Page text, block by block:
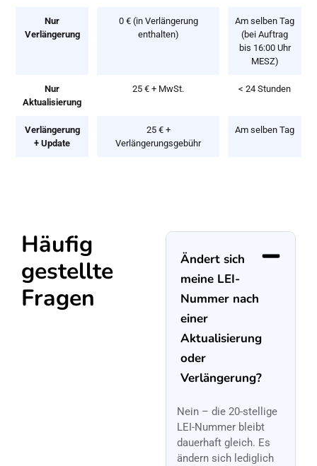
Nur
Verlängerung
0 € (in Verlängerung
enthalten)
Am selben Tag
(bei Auftrag
bis 16:00 Uhr
MESZ)
Nur
Aktualisierung
25 € + MwSt. < 24 Stunden
Verlängerung
+ Update
25 € +
Verlängerungsgebühr
Am selben Tag
Häufig
gestellte
Fragen
Ändert sich
meine LEI-
Nummer nach
einer
Aktualisierung
oder
Verlängerung?
Nein – die 20-stellige
LEI-Nummer bleibt
dauerhaft gleich. Es
ändern sich lediglich